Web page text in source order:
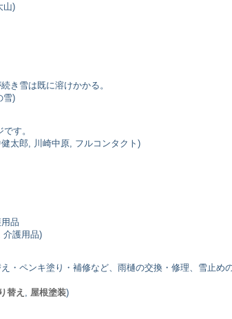
山)
き雪は既に溶けかかる。
雪)
す。
太郎, 川崎中原, フルコンタクト)
品
介護用品)
・ペンキ塗り・補修など、雨樋の交換・修理、雪止
替え 屋根塗装)